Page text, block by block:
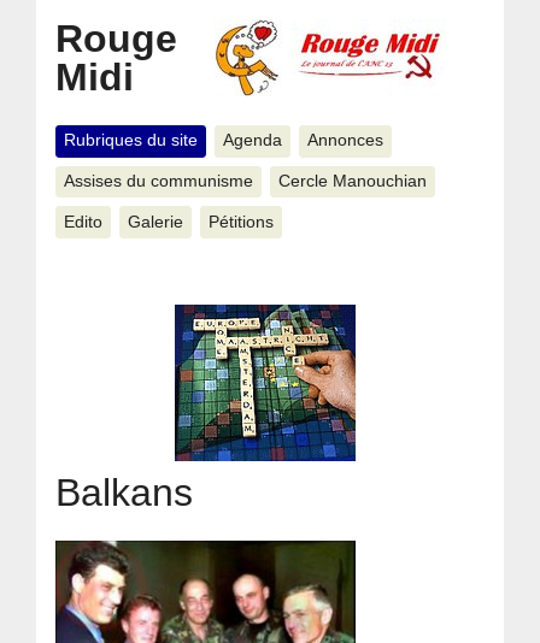
Rouge
Midi
Rubriques du site Agenda Annonces
Assises du communisme Cercle Manouchian
Edito Galerie Pétitions
Balkans